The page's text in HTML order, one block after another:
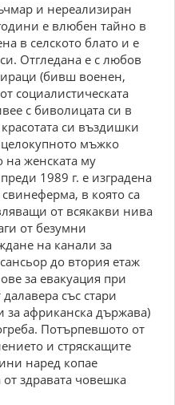
и нереализиран
е влюбен тайно в
в селското блато и е
Отгледана е с любов
(бивш военен,
социалистическата
с биволицата си в
си въздишки
мъжко
на женската му
1989 г. е изградена
в която са
от всякакви нива
от безумни
на канали за
до втория етаж
за евакуация при
със стари
за африканска държава)
Потърпевшото от
и стряскащите
наред копае
здравата човешка